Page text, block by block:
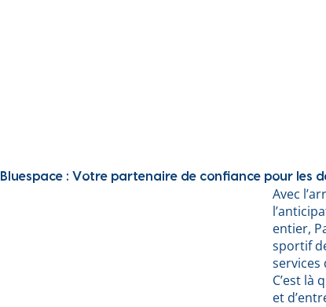
Bluespace : Votre partenaire de confiance pour les
Avec
entier,
sportif
services
C’est là
et